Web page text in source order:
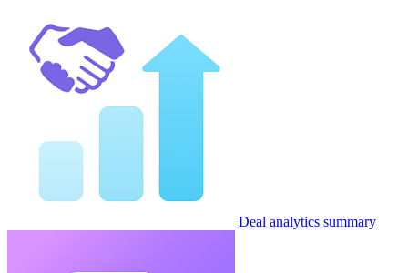
Deal analytics summary